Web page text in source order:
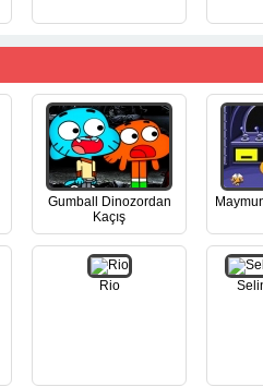
Gumball Dinozordan
Kaçış
Rio